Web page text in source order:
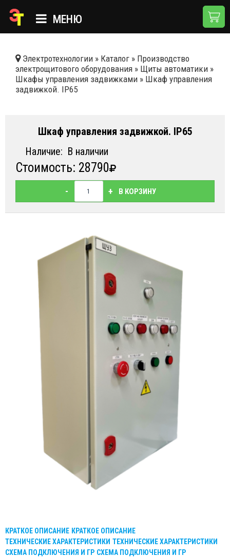
МЕНЮ
КАТАЛОГ
О КОМПАНИИ
НОВОСТИ
ДОСТАВКА И ОПЛАТА
КОНТАКТЫ
Электротехнологии » Каталог » Производство
электрощитового оборудования » Щиты автоматики »
Шкафы управления задвижками » Шкаф управления
задвижкой. IP65
Шкаф управления задвижкой. IP65
Наличие: В наличии
Стоимость: 28790
- + В КОРЗИНУ
КРАТКОЕ ОПИСАНИЕ КРАТКОЕ ОПИСАНИЕ
ТЕХНИЧЕСКИЕ ХАРАКТЕРИСТИКИ ТЕХНИЧЕСКИЕ ХАРАКТЕРИСТИКИ
СХЕМА ПОДКЛЮЧЕНИЯ И ГР СХЕМА ПОДКЛЮЧЕНИЯ И ГР